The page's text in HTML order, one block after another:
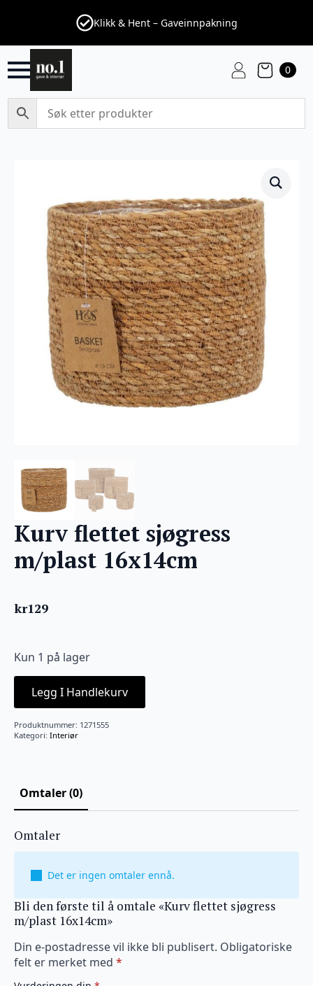
Klikk & Hent – Gaveinnpakning
0
Kurv flettet sjøgress
m/plast 16x14cm
kr129
Kun 1 på lager
Legg I Handlekurv
Produktnummer: 1271555
Kategori: Interiør
Omtaler (0)
Omtaler
Det er ingen omtaler ennå.
Bli den første til å omtale «Kurv flettet sjøgress
m/plast 16x14cm»
Din e-postadresse vil ikke bli publisert. Obligatoriske
felt er merket med *